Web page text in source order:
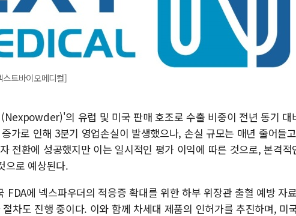
트바이오메디컬]
의 유럽 및 미국 판매 호조로 수출 비중이 전년 동기 대
가로 인해 3분기 영업손실이 발생했으나, 손실 규모는 매년 줄어들
전환에 성공했지만 이는 일시적인 평가 이익에 따른 것으로, 본격적
으로 예상된다.
FDA에 넥스파우더의 적응증 확대를 위한 하부 위장관 출혈 예방 자
차도 진행 중이다. 이와 함께 차세대 제품의 인허가를 추진하며, 미